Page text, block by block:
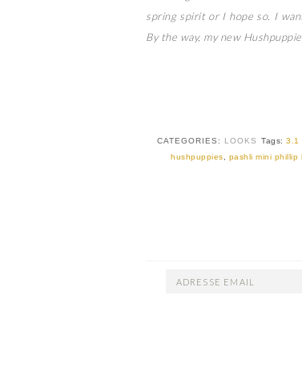
spring spirit or I hope so. I
By the way, my new
CATEGORIES: LOOKS Tags: 3.1
hushpuppies
pashli mini phillip
ADRESSE